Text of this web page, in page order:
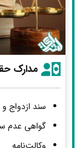
مدارک
سند ازدواج
گواهی عدم